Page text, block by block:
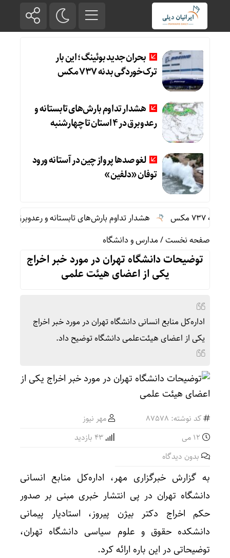
بحران جدید بوئینگ؛ این بار
ترک‌خوردگی بدنه ۷۳۷ مکس
هشدار تداوم بارش‌های تابستانه و
رعدوبرق در ۴ استان تا چهارشنبه
لغو صدها پرواز چین در آستانه ورود
توفان «دلفین»
هشدار تداوم بارش‌های تابستانه و رعدوبرق در ۴ استان تا چهارشنبه
صفحه نخست/مدارس و دانشگاه
توضیحات دانشگاه تهران در مورد خبر اخراج
یکی از اعضای هیئت علمی
اداره‌کل منابع انسانی دانشگاه تهران در مورد خبر اخراج
یکی از اعضای هیئت‌علمی دانشگاه توضیح داد.
کد نوشته: 87578
مهر نیوز
بدون دیدگاه
به گزارش خبرگزاری مهر، اداره‌کل منابع انسانی
دانشگاه تهران در پی انتشار خبری مبنی بر صدور
حکم اخراج دکتر بیژن پیروز، استادیار پیمانی
دانشکده حقوق و علوم سیاسی دانشگاه تهران،
توضیحاتی در این باره ارائه کرد.